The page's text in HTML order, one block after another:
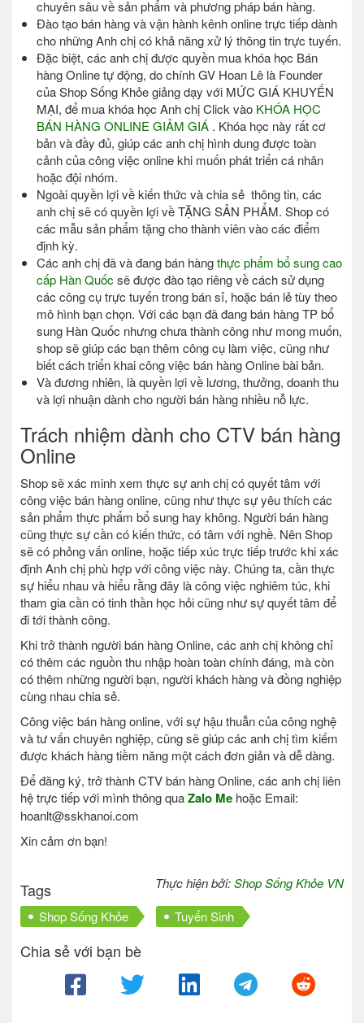
chuyên sâu về sản phẩm và phương pháp bán hàng.
Đào tạo bán hàng và vận hành kênh online trực tiếp dành
cho những Anh chị có khả năng xử lý thông tin trực tuyến.
Đặc biệt, các anh chị được quyền mua khóa học Bán
hàng Online tự động, do chính GV Hoan Lê là Founder
của Shop Sống Khỏe giảng dạy với MỨC GIÁ KHUYẾN
MẠI, để mua khóa học Anh chị Click vào KHÓA HỌC
BÁN HÀNG ONLINE GIẢM GIÁ . Khóa học này rất cơ
bản và đầy đủ, giúp các anh chị hình dung được toàn
cảnh của công việc online khi muốn phát triển cá nhân
hoặc đội nhóm.
Ngoài quyền lợi về kiến thức và chia sẻ thông tin, các
anh chị sẽ có quyền lợi về TẶNG SẢN PHẨM. Shop có
các mẫu sản phẩm tặng cho thành viên vào các điểm
định kỳ.
Các anh chị đã và đang bán hàngthực phẩm bổ sung cao
cấp Hàn Quốc sẽ được đào tạo riêng về cách sử dụng
các công cụ trực tuyến trong bán sỉ, hoặc bán lẻ tùy theo
mô hình bạn chọn. Với các bạn đã đang bán hàng TP bổ
sung Hàn Quốc nhưng chưa thành công như mong muốn,
shop sẽ giúp các bạn thêm công cụ làm việc, cũng như
biết cách triển khai công việc bán hàng Online bài bản.
Và đương nhiên, là quyền lợi về lương, thưởng, doanh thu
và lợi nhuận dành cho người bán hàng nhiều nỗ lực.
Trách nhiệm dành cho CTV bán hàng
Online
Shop sẽ xác minh xem thực sự anh chị có quyết tâm với
công việc bán hàng online, cũng như thực sự yêu thích các
sản phẩm thực phẩm bổ sung hay không. Người bán hàng
cũng thực sự cần có kiến thức, có tâm với nghề. Nên Shop
sẽ có phỏng vấn online, hoặc tiếp xúc trực tiếp trước khi xác
định Anh chị phù hợp với công việc này. Chúng ta, cần thực
sự hiểu nhau và hiểu rằng đây là công việc nghiêm túc, khi
tham gia cần có tinh thần học hỏi cũng như sự quyết tâm để
đi tới thành công.
Khi trở thành người bán hàng Online, các anh chị không chỉ
có thêm các nguồn thu nhập hoàn toàn chính đáng, mà còn
có thêm những người bạn, người khách hàng và đồng nghiệp
cùng nhau chia sẻ.
Công việc bán hàng online, với sự hậu thuẫn của công nghệ
và tư vấn chuyên nghiệp, cũng sẽ giúp các anh chị tìm kiếm
được khách hàng tiềm năng một cách đơn giản và dễ dàng.
Để đăng ký, trở thành CTV bán hàng Online, các anh chị liên
hệ trực tiếp với mình thông quaZalo Me hoặc Email:
hoanlt@sskhanoi.com
Xin cảm ơn bạn!
Thực hiện bởi:Shop Sống Khỏe VN
Tags
Shop Sống Khỏe Tuyển Sinh
Chia sẻ với bạn bè